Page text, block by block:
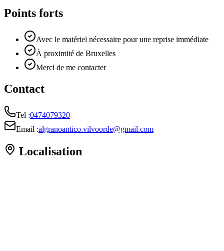
Points forts
Avec le matériel nécessaire pour une reprise immédiate
À proximité de Bruxelles
Merci de me contacter
Contact
Tel :0474079320
Email :algranoantico.vilvoorde@gmail.com
Localisation